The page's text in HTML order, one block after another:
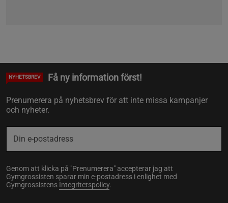
NYHETSBREV Få ny information först!
Prenumerera på nyhetsbrev för att inte missa kampanjer
och nyheter.
Genom att klicka på "Prenumerera" accepterar jag att
Gymgrossisten sparar min e-postadress i enlighet med
Gymgrossistens Integritetspolicy.